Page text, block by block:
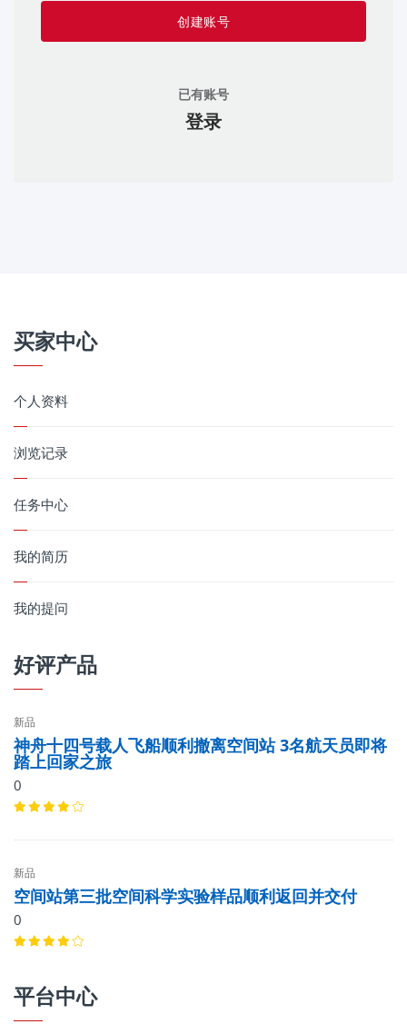
创建账号
已有账号
登录
买家中心
个人资料
浏览记录
任务中心
我的简历
我的提问
好评产品
新品
神舟十四号载人飞船顺利撤离空间站 3名航天员即将
踏上回家之旅
0
新品
空间站第三批空间科学实验样品顺利返回并交付
0
平台中心